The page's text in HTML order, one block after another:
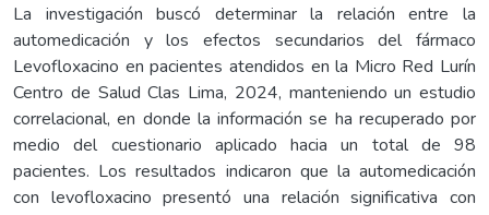
La investigación buscó determinar la relación entre la
automedicación y los efectos secundarios del fármaco
Levofloxacino en pacientes atendidos en la Micro Red Lurín
Centro de Salud Clas Lima, 2024, manteniendo un estudio
correlacional, en donde la información se ha recuperado por
medio del cuestionario aplicado hacia un total de 98
pacientes. Los resultados indicaron que la automedicación
con levofloxacino presentó una relación significativa con